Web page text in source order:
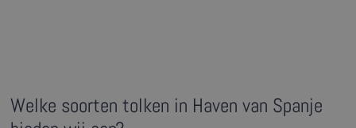
Welke soorten tolken in Haven van Spanje